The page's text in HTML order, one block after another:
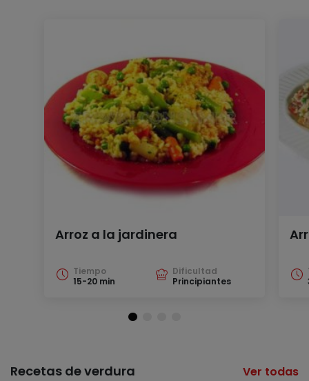
Arroz a la jardinera
Tiempo
15-20 min
Dificultad
Principiantes
Recetas de verdura Ver todas